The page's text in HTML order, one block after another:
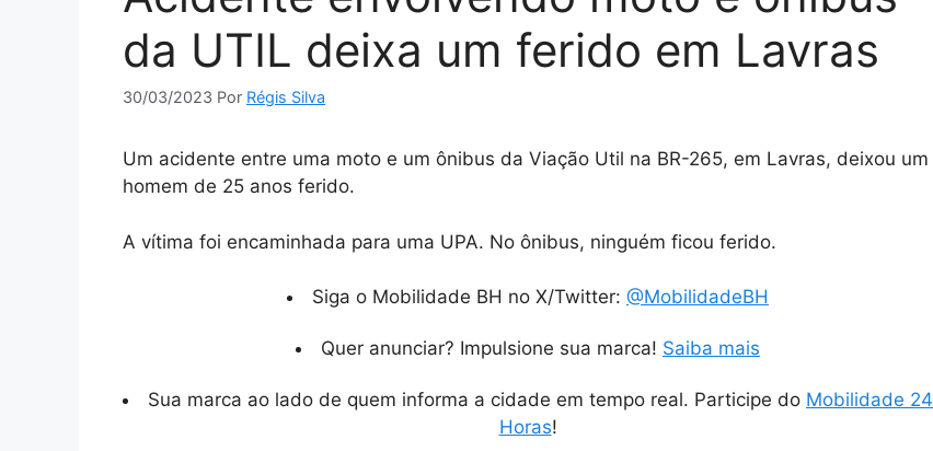
da UTIL deixa um ferido em Lavras
30/03/2023 Por Régis Silva
Um acidente entre uma moto e um ônibus da Viação Util na BR-265, em Lavras, deixou um
homem de 25 anos ferido.
A vítima foi encaminhada para uma UPA. No ônibus, ninguém ficou ferido.
Siga o Mobilidade BH no X/Twitter: @MobilidadeBH
Quer anunciar? Impulsione sua marca! Saiba mais
Sua marca ao lado de quem informa a cidade em tempo real. Participe do Mobilidade 24
Horas!